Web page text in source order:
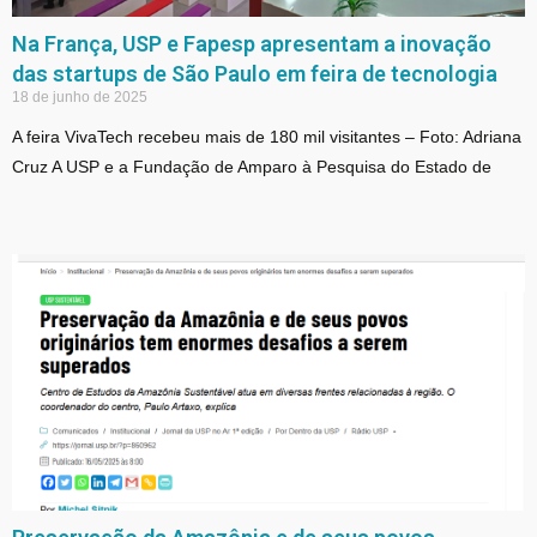
Na França, USP e Fapesp apresentam a inovação
das startups de São Paulo em feira de tecnologia
18 de junho de 2025
A feira VivaTech recebeu mais de 180 mil visitantes – Foto: Adriana
Cruz A USP e a Fundação de Amparo à Pesquisa do Estado de